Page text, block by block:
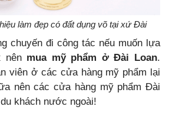
làm đẹp có đất dụng võ tại xứ Đài
chuyến đi công tác nếu muốn lựa
nên mua mỹ phẩm ở Đài Loan.
viên ở các cửa hàng mỹ phẩm lại
nên các cửa hàng mỹ phẩm Đài
khách nước ngoài!